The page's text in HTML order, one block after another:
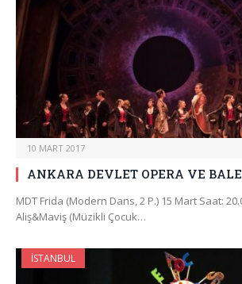
10 MART 2017
ANKARA DEVLET OPERA VE
MDT Frida (Modern Dans, 2 P.) 15 Mart Saat:
Aliş&Maviş (Müzikli Çocuk…
İSTANBUL